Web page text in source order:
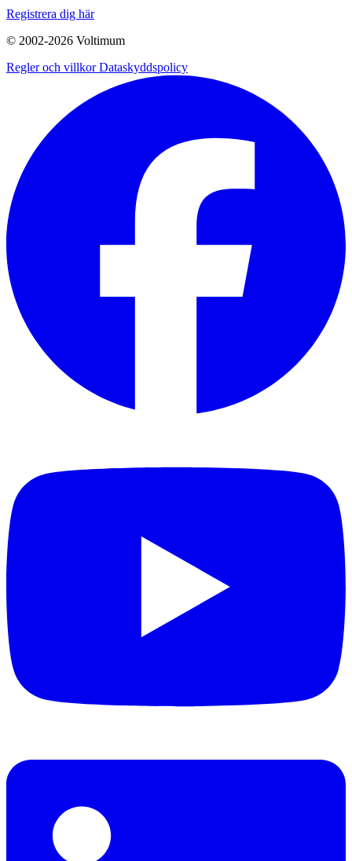
Registrera dig här
© 2002-2026 Voltimum
Regler och villkorDataskyddspolicy